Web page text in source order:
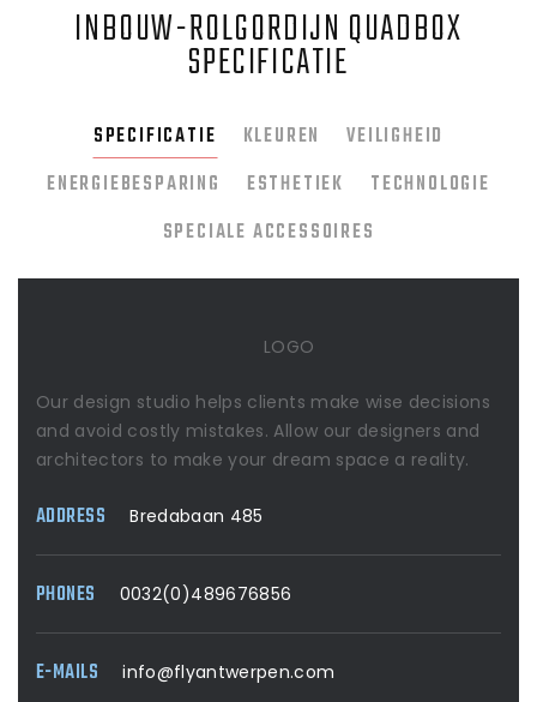
INBOUW-ROLGORDIJN QUADBOX
SPECIFICATIE
SPECIFICATIE KLEUREN
VEILIGHEID
ENERGIEBESPARING
ESTHETIEK
TECHNOLOGIE
SPECIALE ACCESSOIRES
LOGO
Our design studio helps clients make wise decisions
and avoid costly mistakes. Allow our designers and
architectors to make your dream space a reality.
ADDRESS Bredabaan 485
PHONES 0032(0)489676856
E-MAILS info@flyantwerpen.com